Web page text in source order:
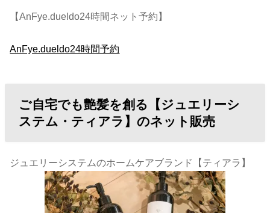
【AnFye.dueldo24時間ネット予約】
AnFye.dueldo24時間予約
ご自宅でも艶髪を創る【ジュエリーシ
ステム・ティアラ】のネット販売
ジュエリーシステムのホームケアブランド【ティアラ】